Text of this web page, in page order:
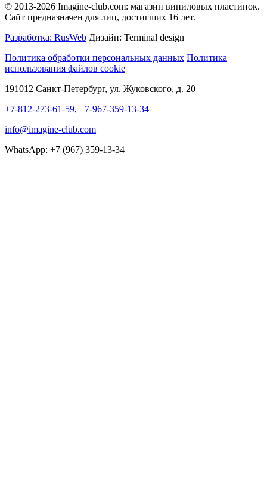
© 2013-2026 Imagine-club.com: магазин виниловых пластинок.
Сайт предназначен для лиц, достигших 16 лет.
Разработка: RusWeb Дизайн: Terminal design
Политика обработки персональных данных Политика
использования файлов cookie
191012 Санкт-Петербург, ул. Жуковского, д. 20
+7-812-273-61-59, +7-967-359-13-34
info@imagine-club.com
WhatsApp: +7 (967) 359-13-34